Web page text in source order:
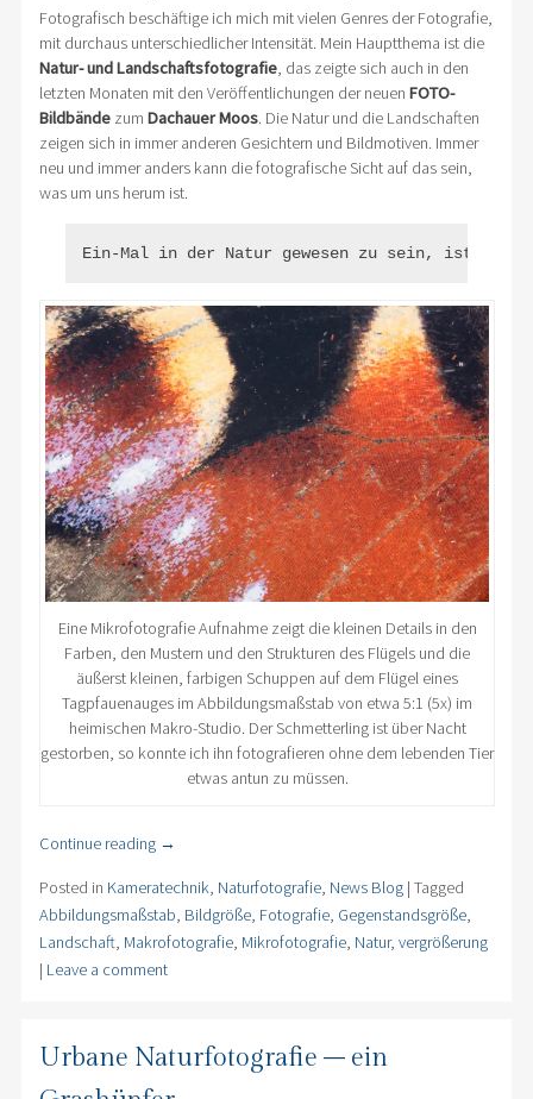
Fotografisch beschäftige ich mich mit vielen Genres der Fotografie,
mit durchaus unterschiedlicher Intensität. Mein Hauptthema ist die
Natur- und Landschaftsfotografie, das zeigte sich auch in den
letzten Monaten mit den Veröffentlichungen der neuen FOTO-
Bildbändezum Dachauer Moos. Die Natur und die Landschaften
zeigen sich in immer anderen Gesichtern und Bildmotiven. Immer
neu und immer anders kann die fotografische Sicht auf das sein,
was um uns herum ist.
Ein-Mal in der Natur gewesen zu sein, ist so
Eine Mikrofotografie Aufnahme zeigt die kleinen Details in den
Farben, den Mustern und den Strukturen des Flügels und die
äußerst kleinen, farbigen Schuppen auf dem Flügel eines
Tagpfauenauges im Abbildungsmaßstab von etwa 5:1 (5x) im
heimischen Makro-Studio. Der Schmetterling ist über Nacht
gestorben, so konnte ich ihn fotografieren ohne dem lebenden Tier
etwas antun zu müssen.
Continue reading →
Posted in Kameratechnik, Naturfotografie, News Blog | Tagged
Abbildungsmaßstab, Bildgröße, Fotografie, Gegenstandsgröße,
Landschaft, Makrofotografie, Mikrofotografie, Natur, vergrößerung
| Leave a comment
Urbane Naturfotografie – ein